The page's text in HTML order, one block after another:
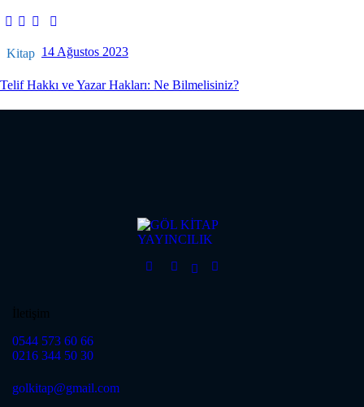
Kitap 14 Ağustos 2023
Telif Hakkı ve Yazar Hakları: Ne Bilmelisiniz?
İletişim
0544 573 60 66
0216 344 50 30
golkitap@gmail.com